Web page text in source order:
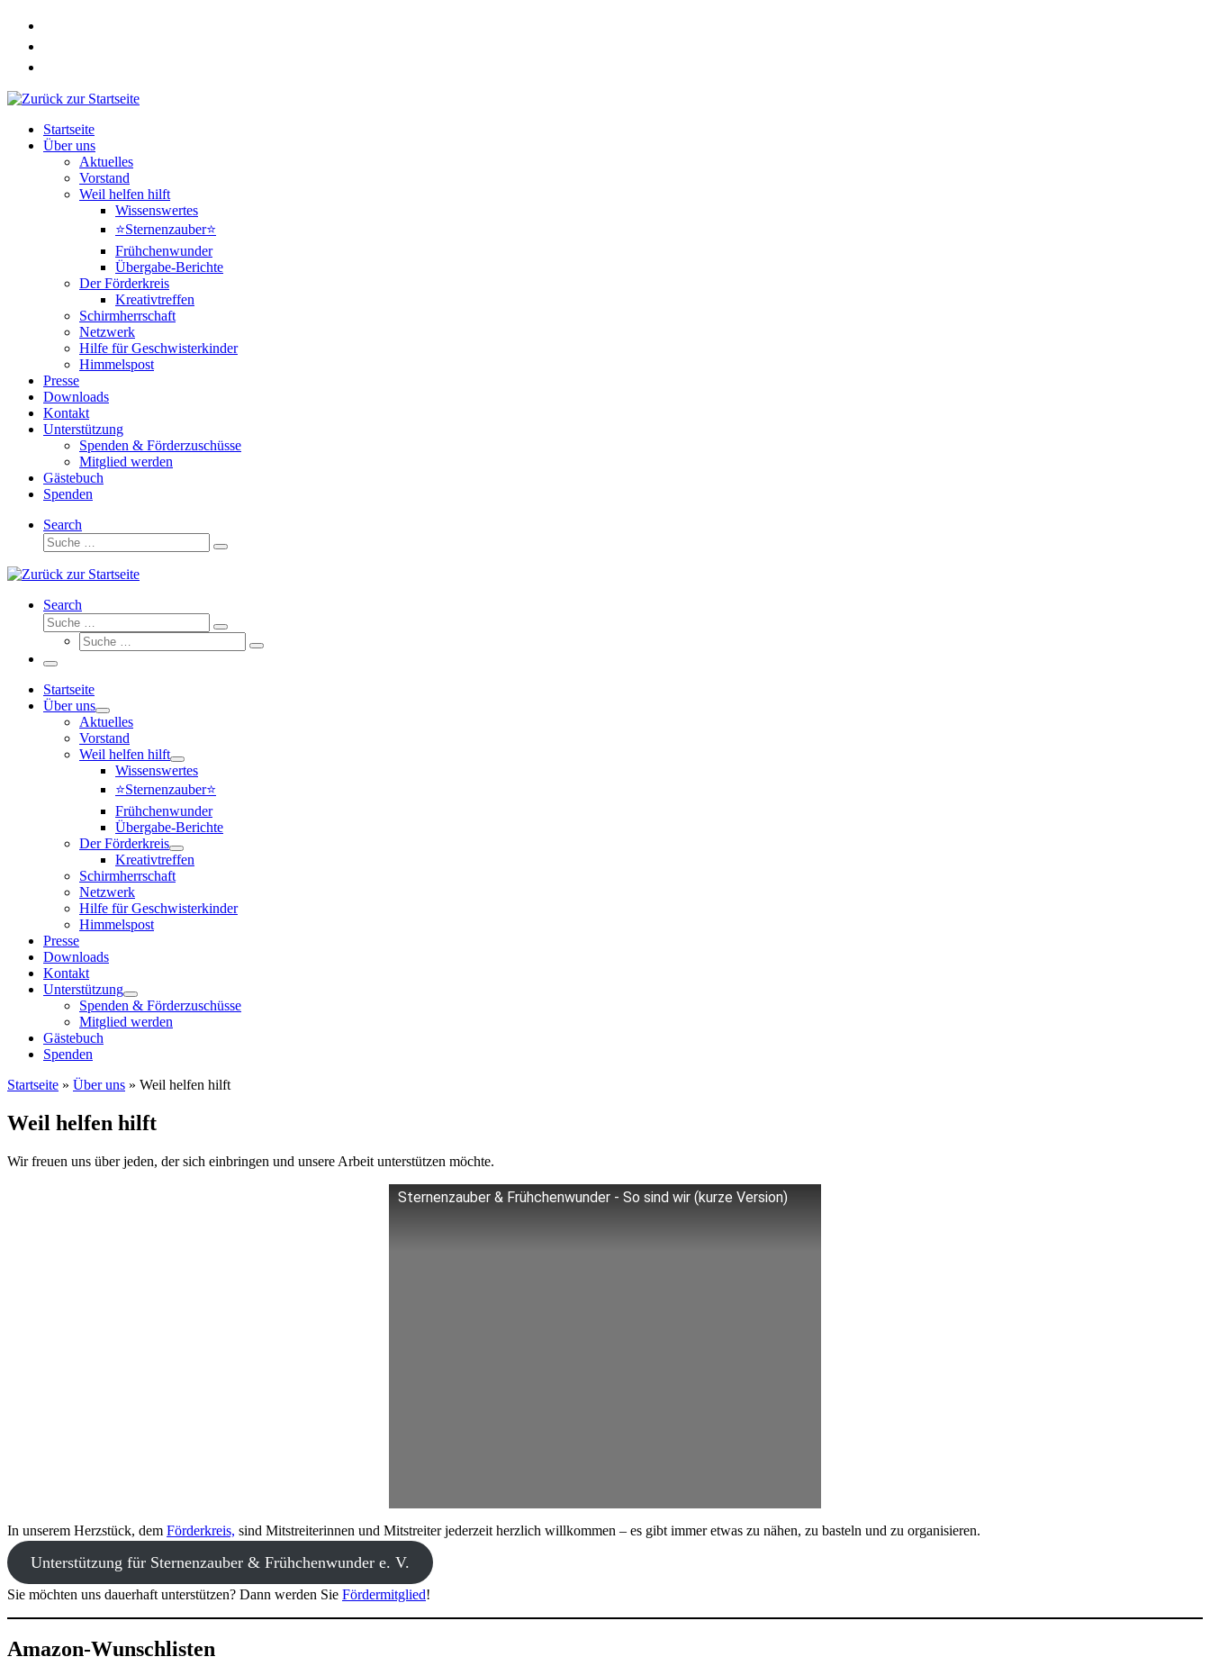
Zum
springen
Startseite
Über uns
Aktuelles
Vorstand
Weil helfen hilft
Wissenswertes
⭐Sternenzauber⭐
Frühchenwunder
Übergabe-Berichte
Der Förderkreis
Kreativtreffen
Schirmherrschaft
Netzwerk
Hilfe für Geschwisterkinder
Himmelspost
Presse
Downloads
Kontakt
Unterstützung
Spenden & Förderzuschüsse
Mitglied werden
Gästebuch
Spenden
Search
Suche
Suche
Search
Suche
Suche
Suche
Suche
Menü
Startseite
Über uns
Aktuelles
Vorstand
Weil helfen hilft
Wissenswertes
⭐Sternenzauber⭐
Frühchenwunder
Übergabe-Berichte
Der Förderkreis
Kreativtreffen
Schirmherrschaft
Netzwerk
Hilfe für Geschwisterkinder
Himmelspost
Presse
Downloads
Kontakt
Unterstützung
Spenden & Förderzuschüsse
Mitglied werden
Gästebuch
Spenden
Startseite » Über uns » Weil helfen hilft
Weil helfen hilft
Wir freuen uns über jeden, der sich einbringen und unsere Arbeit unterstützen möchte.
Sternenzauber & Frühchenwunder - So sind wir (kurze Version)
In unserem Herzstück, dem Förderkreis, sind Mitstreiterinnen und Mitstreiter jederzeit herzlich willkommen – es gibt immer etwas zu nähen, zu basteln und zu organisieren.
Unterstützung für Sternenzauber & Frühchenwunder e. V.
Sie möchten uns dauerhaft unterstützen? Dann werden Sie Fördermitglied!
Amazon-Wunschlisten